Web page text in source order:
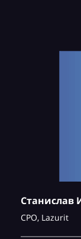
Станислав
CPO, Lazurit